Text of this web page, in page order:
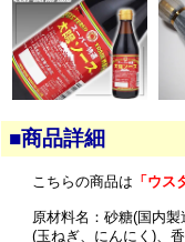
■商品詳細
こちらの商品は 「ウス
原材料名：砂糖(国内
(玉ねぎ、にんにく)、